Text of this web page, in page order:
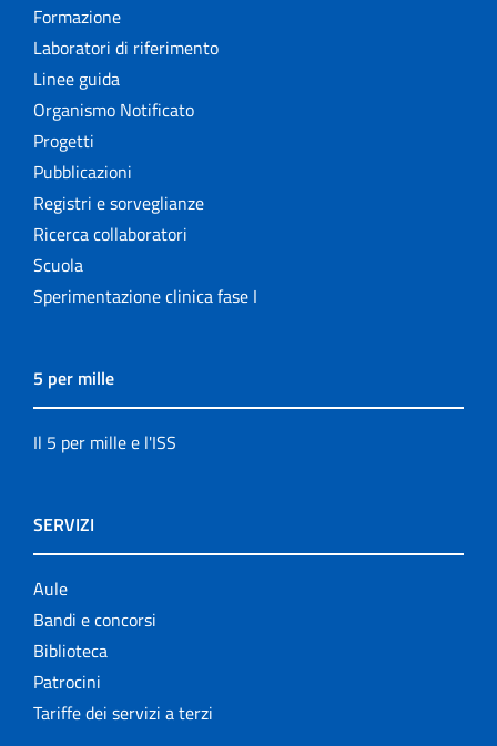
Formazione
Laboratori di riferimento
Linee guida
Organismo Notificato
Progetti
Pubblicazioni
Registri e sorveglianze
Ricerca collaboratori
Scuola
Sperimentazione clinica fase I
5 per mille
Il 5 per mille e l'ISS
SERVIZI
Aule
Bandi e concorsi
Biblioteca
Patrocini
Tariffe dei servizi a terzi